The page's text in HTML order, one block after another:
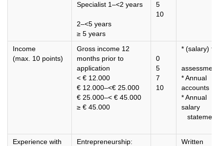
Specialist 1–<2 years
2–<5 years
≥ 5 years
5
10
Income
(max. 10 points)
Gross income 12
months prior to
application
< € 12.000
€ 12.000–<€ 25.000
€ 25.000–< € 45.000
≥ € 45.000
0
5
7
10
* (salary)
* Annual
accounts
* Annual
salary
statement
Experience with
Entrepreneurship:
Written